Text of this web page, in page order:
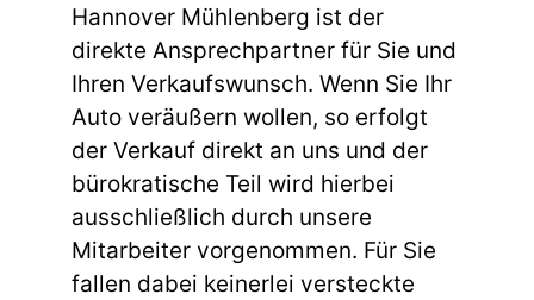
Hannover Mühlenberg ist der
direkte Ansprechpartner für Sie und
Ihren Verkaufswunsch. Wenn Sie Ihr
Auto veräußern wollen, so erfolgt
der Verkauf direkt an uns und der
bürokratische Teil wird hierbei
ausschließlich durch unsere
Mitarbeiter vorgenommen. Für Sie
fallen dabei keinerlei versteckte